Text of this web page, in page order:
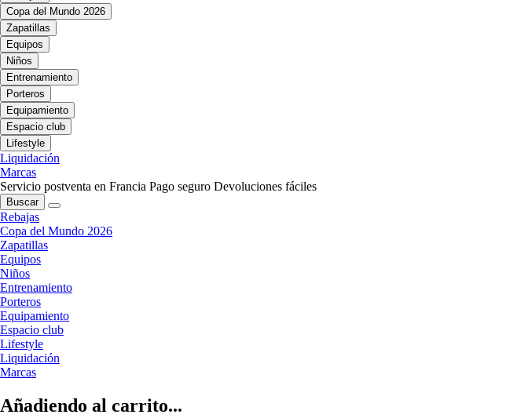
Copa del Mundo 2026
Zapatillas
Equipos
Niños
Entrenamiento
Porteros
Equipamiento
Espacio club
Lifestyle
Liquidación
Marcas
Servicio postventa en Francia Pago seguro Devoluciones fáciles
Buscar
Rebajas
Copa del Mundo 2026
Zapatillas
Equipos
Niños
Entrenamiento
Porteros
Equipamiento
Espacio club
Lifestyle
Liquidación
Marcas
Añadiendo al carrito...